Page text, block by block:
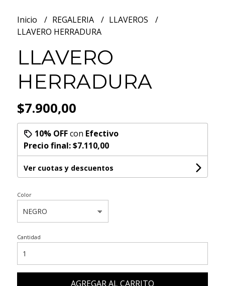
Inicio REGALERIA
LLAVEROS
LLAVERO HERRADURA
LLAVERO
HERRADURA
$7.900,00
10% OFFcon Efectivo
Precio final:$7.110,00
Ver cuotas y descuentos
Color
Cantidad
AGREGAR AL CARRITO